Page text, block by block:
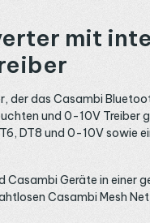
mit
das Casambi
und 0-10V
DT8 und 0-10V
Casambi Geräte in
Casambi Mesh